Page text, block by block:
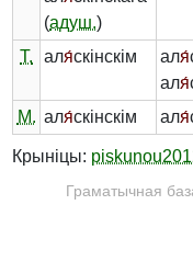
(адуш.)
Т.
аля́скінскім аля́
аля́
М. аля́скінскім аля́
Крыніцы:
Граматычная